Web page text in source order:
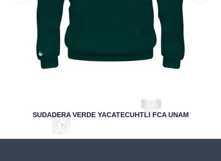
SUDADERA VERDE YACATECUHTLI FCA UNAM